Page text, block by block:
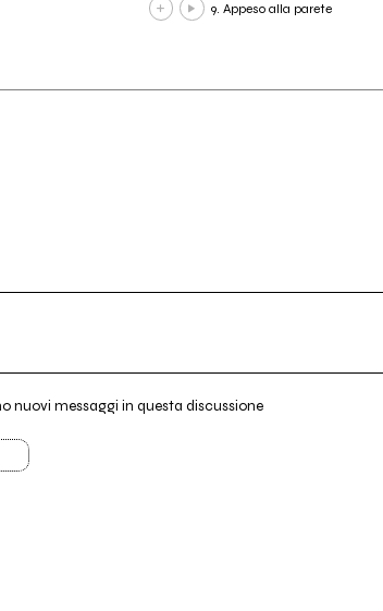
9. Appeso alla parete
nuovi messaggi in questa discussione